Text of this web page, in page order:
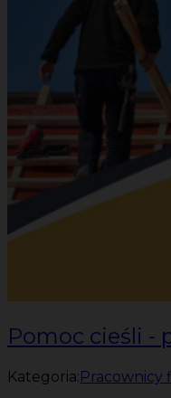
Pomoc cieśli -
Kategoria:Pracownicy